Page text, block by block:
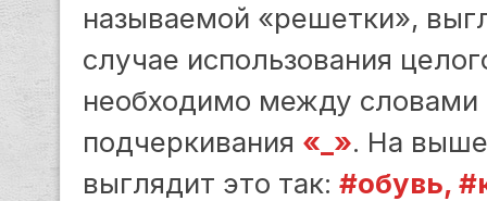
называемой «решетки»,
случае использования
необходимо между словами
подчеркивания «_». На
выглядит это так: #обувь,